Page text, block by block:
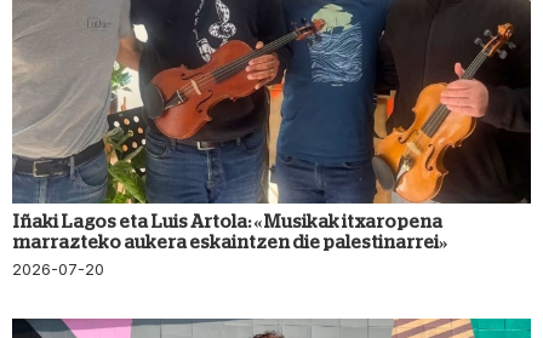
Iñaki Lagos eta Luis Artola: «Musikak itxaropena
marrazteko aukera eskaintzen die palestinarrei»
2026-07-20